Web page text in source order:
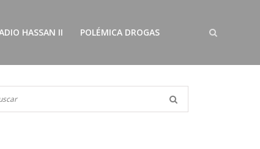
HASSAN II POLÉMICA DROGAS